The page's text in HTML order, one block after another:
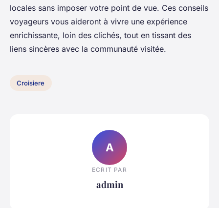
locales sans imposer votre point de vue. Ces conseils
voyageurs vous aideront à vivre une expérience
enrichissante, loin des clichés, tout en tissant des
liens sincères avec la communauté visitée.
Croisiere
A
ECRIT PAR
admin